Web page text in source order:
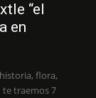
“el
en
flora,
te traemos 7